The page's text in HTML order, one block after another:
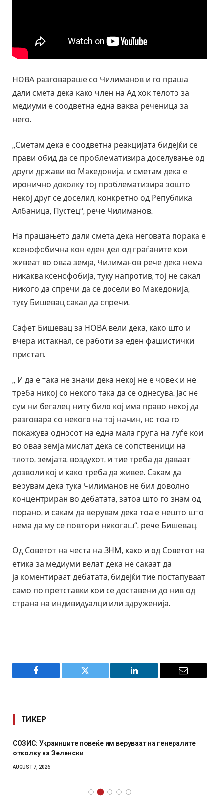
НОВА разговараше со Чилиманов и го праша
дали смета дека како член на Ад хок телото за
медиуми е соодветна една ваква реченица за
него.
„Сметам дека е соодветна реакцијата бидејќи се
прави обид да се проблематизира доселување од
други држави во Македонија, и сметам дека е
иронично доколку тој проблематизира зошто
некој друг се доселил, конкретно од Република
Албаница, Пустец“, рече Чилиманов.
На прашањето дали смета дека неговата порака е
ксенофобична кон еден дел од граѓаните кои
живеат во оваа земја, Чилиманов рече дека нема
никаква ксенофобија, туку напротив, тој не сакал
никого да спречи да се досели во Македонија,
туку Бишевац сакал да спречи.
Сафет Бишевац за НОВА вели дека, како што и
вчера истакнал, се работи за еден фашистички
пристап.
„ И да е така не значи дека некој не е човек и не
треба никој со некого така да се однесува. Јас не
сум ни бегалец ниту било кој има право некој да
разговара со некого на тој начин, но тоа го
покажува односот на една мала група на луѓе кои
во оваа земја мислат дека се сопственици на
тлото, земјата, воздухот, и тие треба да даваат
дозволи кој и како треба да живее. Сакам да
верувам дека тука Чилиманов не бил доволно
концентриран во дебатата, затоа што го знам од
порано, и сакам да верувам дека тоа е нешто што
нема да му се повтори никогаш“, рече Бишевац.
Од Советот на честа на ЗНМ, како и од Советот на
етика за медиуми велат дека не сакаат да
ја коментираат дебатата, бидејќи тие постапуваат
само по претставки кои се доставени до нив од
страна на индивидуалци или здруженија.
Facebook Twitter LinkedIn Email
ТИКЕР
СОЗИС: Украинците повеќе им веруваат на генералите
отколку на Зеленски
AUGUST 7, 2026